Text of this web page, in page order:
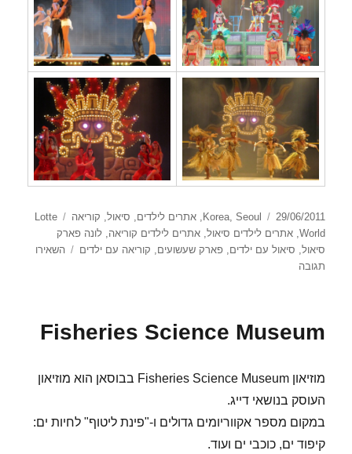
פורסם
בתאריך
29/06/2011 קטגוריותKorea, Seoul
,אתרים לילדים, סיאול, קוריאה תגיות
Lotte
World
,אתרים לילדים סיאול,אתרים לילדים קוריאה,לונה פארק
סיאול, סיאול עם ילדים,פארק שעשועים, קוריאה עם ילדים
השאירו
תגובה
Fisheries Science Museum
מוזיאון Fisheries Science Museum בבוסאן הוא מוזיאון
העוסק בנושאי דייג.
במקום מספר אקווריומים גדולים ו-"פינת ליטוף" לחיות ים:
קיפוד ים, כוכבי ים ועוד.